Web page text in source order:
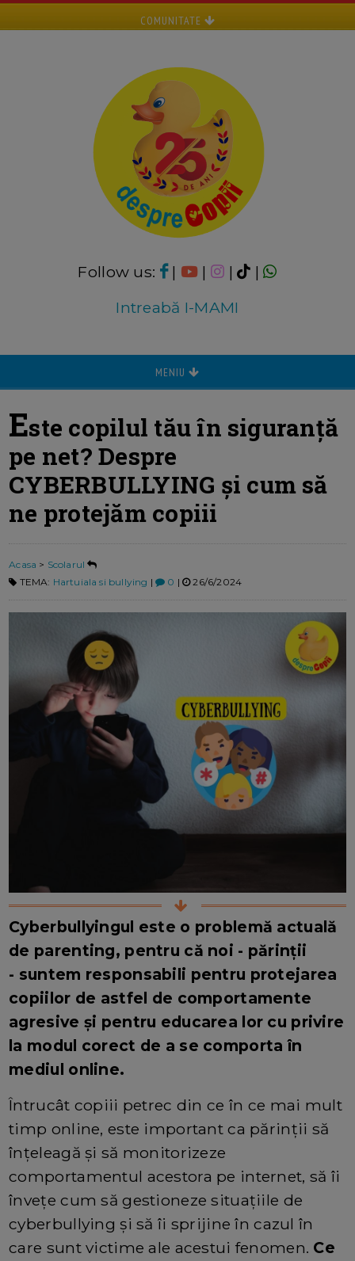
COMUNITATE
Follow us: | | |
|
Intreabă I-MAMI
MENIU
Este copilul tău în siguranță
pe net? Despre
CYBERBULLYING și cum să
ne protejăm copiii
Acasa > Scolarul
TEMA: Hartuiala si bullying | 0 | 26/6/2024
Cyberbullyingul este o problemă actuală
de parenting, pentru că noi - părinții
- suntem responsabili pentru protejarea
copiilor de astfel de comportamente
agresive și pentru educarea lor cu privire
la modul corect de a se comporta în
mediul online.
Întrucât copiii petrec din ce în ce mai mult
timp online, este important ca părinții să
înțeleagă și să monitorizeze
comportamentul acestora pe internet, să îi
învețe cum să gestioneze situațiile de
cyberbullying și să îi sprijine în cazul în
care sunt victime ale acestui fenomen. Ce